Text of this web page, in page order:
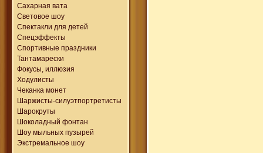
Сахарная вата
Световое шоу
Спектакли для детей
Спецэффекты
Спортивные праздники
Тантамарески
Фокусы, иллюзия
Ходулисты
Чеканка монет
Шаржисты-силуэтпортретисты
Шарокруты
Шоколадный фонтан
Шоу мыльных пузырей
Экстремальное шоу